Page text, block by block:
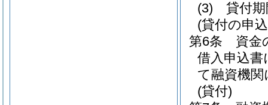
(3)
貸付
(貸付の申
第6条
資金
借入申込
て融資機
(貸付)